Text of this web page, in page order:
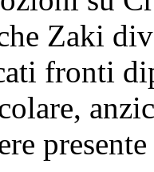
Zaki
fronti